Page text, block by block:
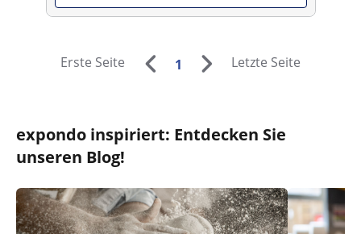
Erste Seite 1 Letzte Seite
expondo inspiriert: Entdecken Sie
unseren Blog!